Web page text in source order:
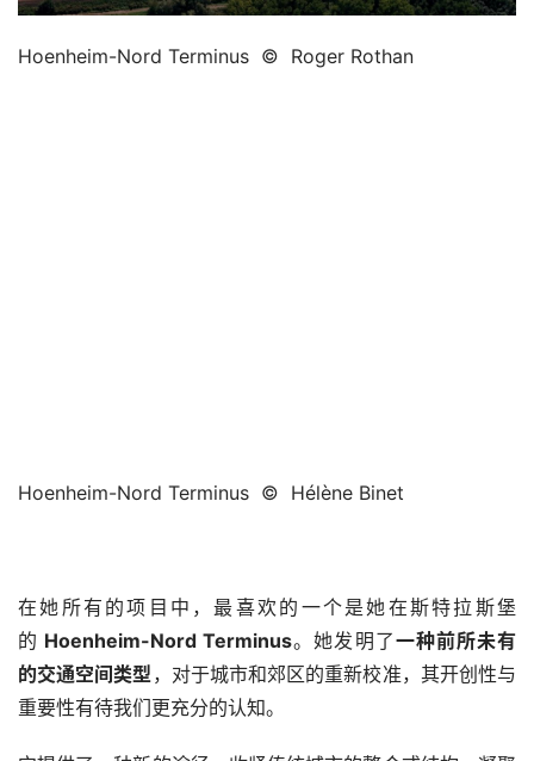
Hoenheim-Nord Terminus  ©  Roger Rothan
Hoenheim-Nord Terminus  ©  Hélène Binet
在她所有的项目中，最喜欢的一个是她在斯特拉斯堡
的 Hoenheim-Nord Terminus。她发明了一种前所未有
的交通空间类型 ，对于城市和郊区的重新校准，其开创性与
重要性有待我们更充分的认知。